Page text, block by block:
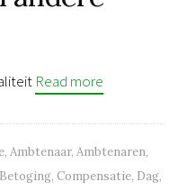
Read more
, Ambtenaar, Ambtenaren,
Betoging, Compensatie, Dag,